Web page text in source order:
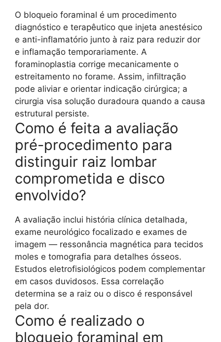
O bloqueio foraminal é um procedimento
diagnóstico e terapêutico que injeta anestésico
e anti-inflamatório junto à raiz para reduzir dor
e inflamação temporariamente. A
foraminoplastia corrige mecanicamente o
estreitamento no forame. Assim, infiltração
pode aliviar e orientar indicação cirúrgica; a
cirurgia visa solução duradoura quando a causa
estrutural persiste.
Como é feita a avaliação
pré-procedimento para
distinguir raiz lombar
comprometida e disco
envolvido?
A avaliação inclui história clínica detalhada,
exame neurológico focalizado e exames de
imagem — ressonância magnética para tecidos
moles e tomografia para detalhes ósseos.
Estudos eletrofisiológicos podem complementar
em casos duvidosos. Essa correlação
determina se a raiz ou o disco é responsável
pela dor.
Como é realizado o
bloqueio foraminal em